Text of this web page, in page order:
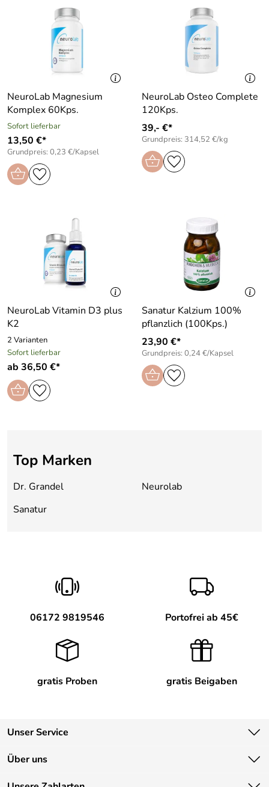
NeuroLab Magnesium
Komplex 60Kps.
Sofort lieferbar
13,50 €*
Grundpreis: 0,23 €/Kapsel
NeuroLab Osteo Complete
120Kps.
39,- €*
Grundpreis: 314,52 €/kg
NeuroLab Vitamin D3 plus
K2
2 Varianten
Sofort lieferbar
ab 36,50 €*
Sanatur Kalzium 100%
pflanzlich (100Kps.)
23,90 €*
Grundpreis: 0,24 €/Kapsel
Top Marken
Dr. Grandel
Neurolab
Sanatur
06172 9819546 Portofrei ab 45€
gratis Proben gratis Beigaben
Unser Service
Kontakt
Über uns
Unsere Bestseller